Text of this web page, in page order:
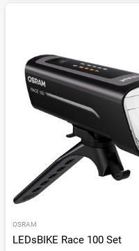
OSRAM
LEDsBIKE Race 100 Set